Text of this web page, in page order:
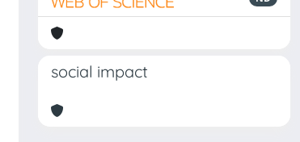
social impact